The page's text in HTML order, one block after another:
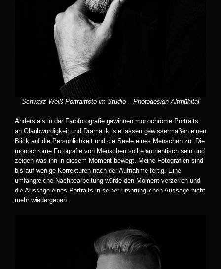
Schwarz-Weiß Portraitfoto im Studio – Photodesign Altmühltal
Anders als in der Farbfotografie gewinnen monochrome Portraits
an Glaubwürdigkeit und Dramatik, sie lassen gewissermaßen einen
Blick auf die Persönlichkeit und die Seele eines Menschen zu. Die
monochrome Fotografie von Menschen sollte authentisch sein und
zeigen was ihn in diesem Moment bewegt. Meine Fotografien sind
bis auf wenige Korrekturen nach der Aufnahme fertig. Eine
umfangreiche Nachbearbeitung würde den Moment verzerren und
die Aussage eines Portraits in seiner ursprünglichen Aussage nicht
mehr wiedergeben.